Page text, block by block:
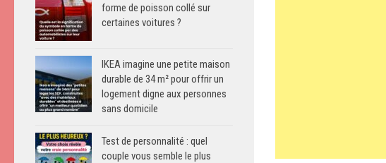
forme de poisson collé sur
certaines voitures ?
IKEA imagine une petite maison
durable de 34 m² pour offrir un
logement digne aux personnes
sans domicile
Test de personnalité : quel
couple vous semble le plus